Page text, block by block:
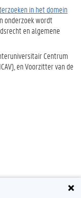
in het domein
onderzoek wordt
en algemene
Centrum
en Voorzitter van de